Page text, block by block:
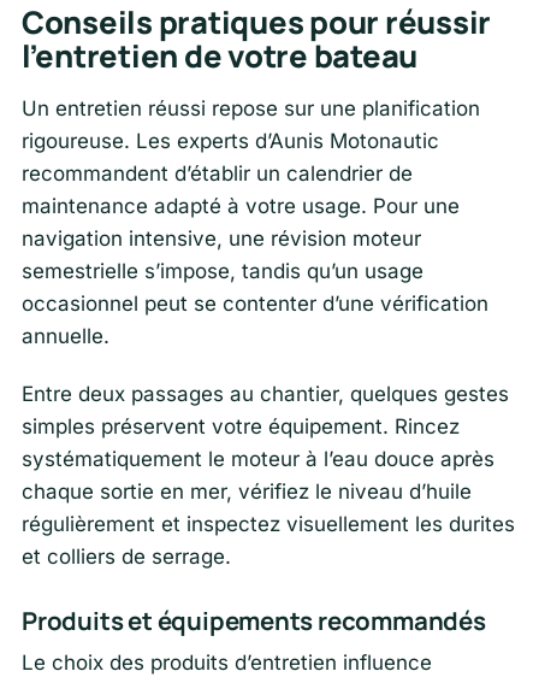
Conseils pratiques pour réussir
l’entretien de votre bateau
Un entretien réussi repose sur une planification
rigoureuse. Les experts d’Aunis Motonautic
recommandent d’établir un calendrier de
maintenance adapté à votre usage. Pour une
navigation intensive, une révision moteur
semestrielle s’impose, tandis qu’un usage
occasionnel peut se contenter d’une vérification
annuelle.
Entre deux passages au chantier, quelques gestes
simples préservent votre équipement. Rincez
systématiquement le moteur à l’eau douce après
chaque sortie en mer, vérifiez le niveau d’huile
régulièrement et inspectez visuellement les durites
et colliers de serrage.
Produits et équipements recommandés
Le choix des produits d’entretien influence